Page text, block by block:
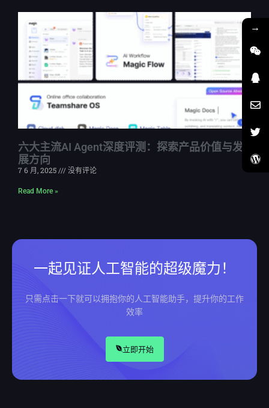
六大主流AI Agent深度评测：探索产品价值与发
展方向
7 6 月, 2025 没有评论
Read More »
一起见证人工智能的超级魔力！
只需点击一下就可以拥抱你的人工智能助手，提升你的工作
效率
立即开始
→